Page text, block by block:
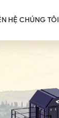
HỆ CHÚNG TÔI